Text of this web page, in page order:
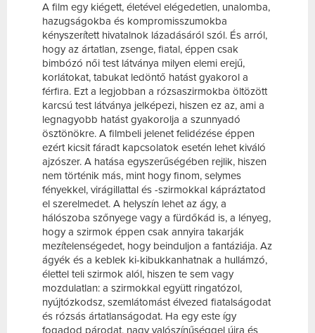
A film egy kiégett, életével elégedetlen, unalomba,
hazugságokba és kompromisszumokba
kényszerített hivatalnok lázadásáról szól. És arról,
hogy az ártatlan, zsenge, fiatal, éppen csak
bimbózó női test látványa milyen elemi erejű,
korlátokat, tabukat ledöntő hatást gyakorol a
férfira. Ezt a legjobban a rózsaszirmokba öltözött
karcsú test látványa jelképezi, hiszen ez az, ami a
legnagyobb hatást gyakorolja a szunnyadó
ösztönökre. A filmbeli jelenet felidézése éppen
ezért kicsit fáradt kapcsolatok esetén lehet kiváló
ajzószer. A hatása egyszerűségében rejlik, hiszen
nem történik más, mint hogy finom, selymes
fényekkel, virágillattal és -szirmokkal kápráztatod
el szerelmedet. A helyszín lehet az ágy, a
hálószoba szőnyege vagy a fürdőkád is, a lényeg,
hogy a szirmok éppen csak annyira takarják
mezítelenségedet, hogy beinduljon a fantáziája. Az
ágyék és a keblek ki-kibukkanhatnak a hullámzó,
élettel teli szirmok alól, hiszen te sem vagy
mozdulatlan: a szirmokkal együtt ringatózol,
nyújtózkodsz, szemlátomást élvezed fiatalságodat
és rózsás ártatlanságodat. Ha egy este így